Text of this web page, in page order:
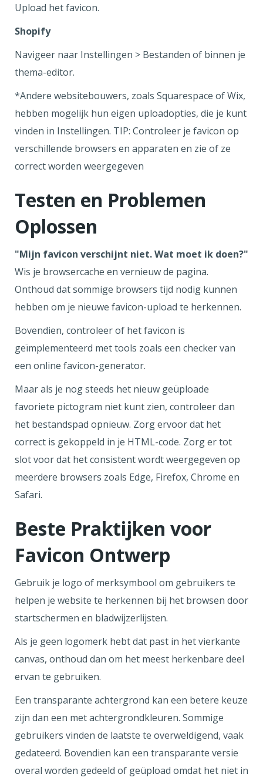
Upload het favicon.
Shopify
Navigeer naar Instellingen > Bestanden of binnen je
thema-editor.
*Andere websitebouwers, zoals Squarespace of Wix,
hebben mogelijk hun eigen uploadopties, die je kunt
vinden in Instellingen. TIP: Controleer je favicon op
verschillende browsers en apparaten en zie of ze
correct worden weergegeven
Testen en Problemen
Oplossen
"Mijn favicon verschijnt niet. Wat moet ik doen?"
Wis je browsercache en vernieuw de pagina.
Onthoud dat sommige browsers tijd nodig kunnen
hebben om je nieuwe favicon-upload te herkennen.
Bovendien, controleer of het favicon is
geïmplementeerd met tools zoals een checker van
een online favicon-generator.
Maar als je nog steeds het nieuw geüploade
favoriete pictogram niet kunt zien, controleer dan
het bestandspad opnieuw. Zorg ervoor dat het
correct is gekoppeld in je HTML-code. Zorg er tot
slot voor dat het consistent wordt weergegeven op
meerdere browsers zoals Edge, Firefox, Chrome en
Safari.
Beste Praktijken voor
Favicon Ontwerp
Gebruik je logo of merksymbool om gebruikers te
helpen je website te herkennen bij het browsen door
startschermen en bladwijzerlijsten.
Als je geen logomerk hebt dat past in het vierkante
canvas, onthoud dan om het meest herkenbare deel
ervan te gebruiken.
Een transparante achtergrond kan een betere keuze
zijn dan een met achtergrondkleuren. Sommige
gebruikers vinden de laatste te overweldigend, vaak
gedateerd. Bovendien kan een transparante versie
overal worden gedeeld of geüpload omdat het niet in